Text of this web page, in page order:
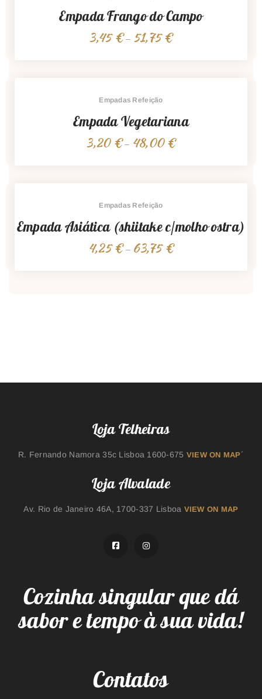
Empada Frango do Campo
3,45€ – 51,75€Price
Empadas Refeição
Empada Vegetariana
3,20 € – 48,00€Price
Empadas Refeição
Empada Asiática (shiitake c/molho ostra)
4,25€ – 63,75€Price
Loja Telheiras
R. Fernando Namora 35c Lisboa 1600-675 VIEW ON MAP´
Loja Alvalade
Av. Rio de Janeiro 46A, 1700-337 Lisboa VIEW ON MAP
Cozinha singular que dá
sabor e tempo à sua vida!
Contatos